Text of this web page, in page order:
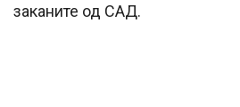
заканите од САД.